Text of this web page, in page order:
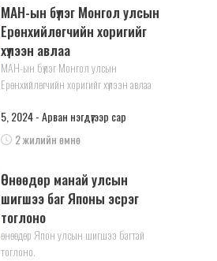
5, 2024 - Арван нэгдүгээр сар
2 жилийн өмнө
МАН-ын бүлэг Монгол улсын
Ерөнхийлөгчийн хоригийг хүлээн авлаа
МАН-ын бүлэг Монгол улсын
Ерөнхийлөгчийн хоригийг
хүлээн авлаа
өнөөдөр Япон улсын шигшээ багтай
тоглоно.
Өнөөдөр манай улсын
шигшээ баг Японы эсрэг
тоглоно